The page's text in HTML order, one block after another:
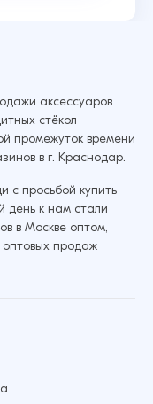
аксессуаров
стёкол
промежуток времени
в г. Краснодар.
с просьбой купить
день к нам стали
в Москве оптом,
продаж